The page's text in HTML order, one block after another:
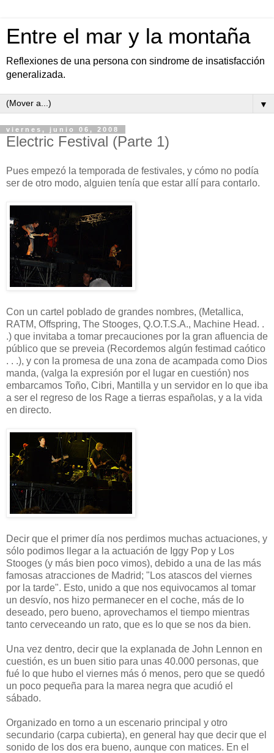
Entre el mar y la montaña
Reflexiones de una persona con sindrome de insatisfacción
generalizada.
▼
viernes, junio 06, 2008
Electric Festival (Parte 1)
Pues empezó la temporada de festivales, y cómo no podía
ser de otro modo, alguien tenía que estar allí para contarlo.
Con un cartel poblado de grandes nombres, (Metallica,
RATM, Offspring, The Stooges, Q.O.T.S.A., Machine Head. .
.) que invitaba a tomar precauciones por la gran afluencia de
público que se preveia (Recordemos algún festimad caótico
. . .), y con la promesa de una zona de acampada como Dios
manda, (valga la expresión por el lugar en cuestión) nos
embarcamos Toño, Cibri, Mantilla y un servidor en lo que iba
a ser el regreso de los Rage a tierras españolas, y a la vida
en directo.
Decir que el primer día nos perdimos muchas actuaciones, y
sólo podimos llegar a la actuación de Iggy Pop y Los
Stooges (y más bien poco vimos), debido a una de las más
famosas atracciones de Madrid; "Los atascos del viernes
por la tarde". Esto, unido a que nos equivocamos al tomar
un desvío, nos hizo permanecer en el coche, más de lo
deseado, pero bueno, aprovechamos el tiempo mientras
tanto cerveceando un rato, que es lo que se nos da bien.
Una vez dentro, decir que la explanada de John Lennon en
cuestión, es un buen sitio para unas 40.000 personas, que
fué lo que hubo el viernes más ó menos, pero que se quedó
un poco pequeña para la marea negra que acudió el
sábado.
Organizado en torno a un escenario principal y otro
secundario (carpa cubierta), en general hay que decir que el
sonido de los dos era bueno, aunque con matices. En el